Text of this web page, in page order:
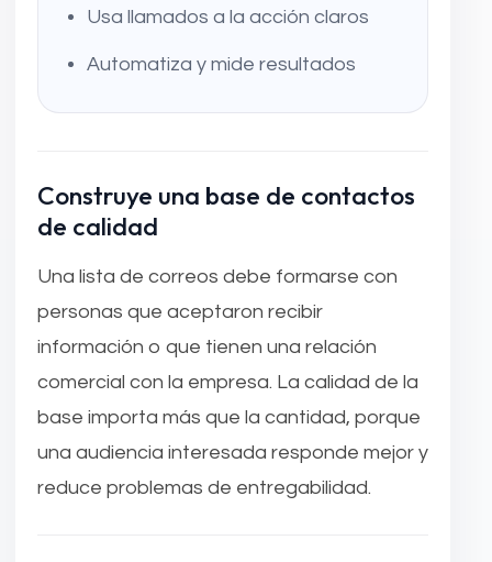
Usa llamados a la acción claros
Automatiza y mide resultados
Construye una base de contactos
de calidad
Una lista de correos debe formarse con
personas que aceptaron recibir
información o que tienen una relación
comercial con la empresa. La calidad de la
base importa más que la cantidad, porque
una audiencia interesada responde mejor y
reduce problemas de entregabilidad.